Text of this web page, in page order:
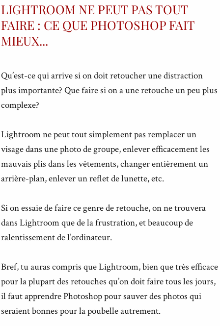
LIGHTROOM NE PEUT PAS TOUT
FAIRE : CE QUE PHOTOSHOP FAIT
MIEUX...
Qu’est-ce qui arrive si on doit retoucher une distraction
plus importante? Que faire si on a une retouche un peu plus
complexe?
Lightroom ne peut tout simplement pas remplacer un
visage dans une photo de groupe, enlever efficacement les
mauvais plis dans les vêtements, changer entièrement un
arrière-plan, enlever un reflet de lunette, etc.
Si on essaie de faire ce genre de retouche, on ne trouvera
dans Lightroom que de la frustration, et beaucoup de
ralentissement de l’ordinateur.
Bref, tu auras compris que Lightroom, bien que très efficace
pour la plupart des retouches qu’on doit faire tous les jours,
il faut apprendre Photoshop pour sauver des photos qui
seraient bonnes pour la poubelle autrement.